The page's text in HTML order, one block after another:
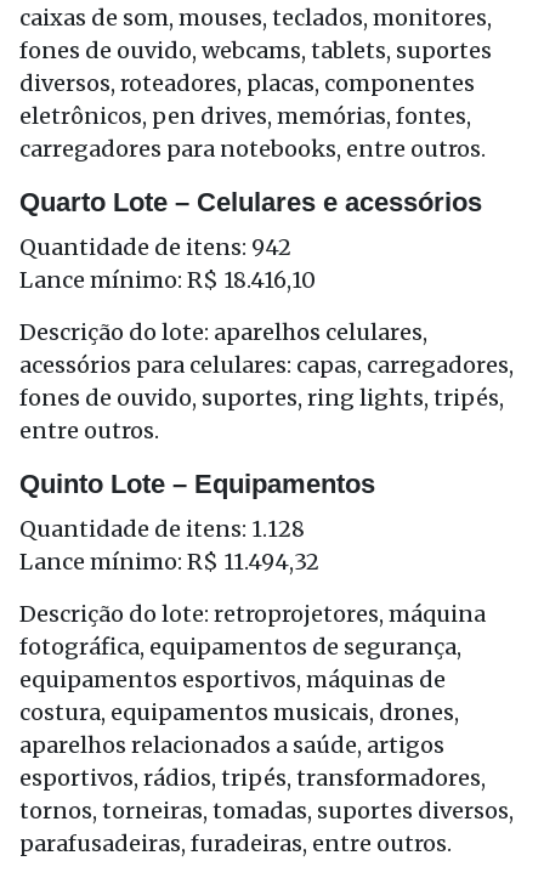
caixas de som, mouses, teclados, monitores,
fones de ouvido, webcams, tablets, suportes
diversos, roteadores, placas, componentes
eletrônicos, pen drives, memórias, fontes,
carregadores para notebooks, entre outros.
Quarto Lote – Celulares e acessórios
Quantidade de itens: 942
Lance mínimo: R$ 18.416,10
Descrição do lote: aparelhos celulares,
acessórios para celulares: capas, carregadores,
fones de ouvido, suportes, ring lights, tripés,
entre outros.
Quinto Lote – Equipamentos
Quantidade de itens: 1.128
Lance mínimo: R$ 11.494,32
Descrição do lote: retroprojetores, máquina
fotográfica, equipamentos de segurança,
equipamentos esportivos, máquinas de
costura, equipamentos musicais, drones,
aparelhos relacionados a saúde, artigos
esportivos, rádios, tripés, transformadores,
tornos, torneiras, tomadas, suportes diversos,
parafusadeiras, furadeiras, entre outros.